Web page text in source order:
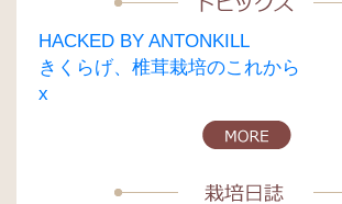
HACKED BY ANTONKILL
きくらげ、椎茸栽培のこれから
x